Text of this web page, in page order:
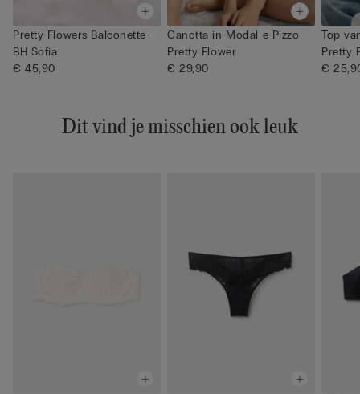
Pretty Flowers Balconette-
BH Sofia
€ 45,90
Canotta in Modal e Pizzo
Pretty Flower
€ 29,90
Top
Pretty
€
Dit vind je misschien ook leuk